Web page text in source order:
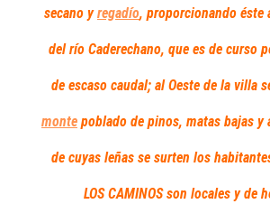
secano yregadío, proporcionando éste
del río Caderechano, que es de curso
de escaso caudal; al Oeste de la villa
montepoblado de pinos, matas bajas y
de cuyas leñas se surten los
LOS CAMINOS son locales y de